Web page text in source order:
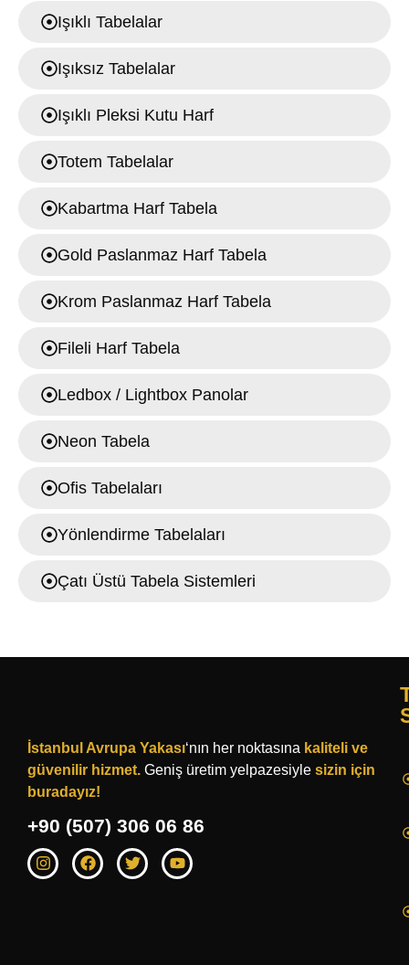
Işıklı Tabelalar
Işıksız Tabelalar
Işıklı Pleksi Kutu Harf
Totem Tabelalar
Kabartma Harf Tabela
Gold Paslanmaz Harf Tabela
Krom Paslanmaz Harf Tabela
Fileli Harf Tabela
Ledbox / Lightbox Panolar
Neon Tabela
Ofis Tabelaları
Yönlendirme Tabelaları
Çatı Üstü Tabela Sistemleri
İstanbul Avrupa Yakası‘nın her noktasına kaliteli ve
güvenilir hizmet. Geniş üretim yelpazesiyle sizin için
buradayız!
‭+90 (507) 306 06 86‬